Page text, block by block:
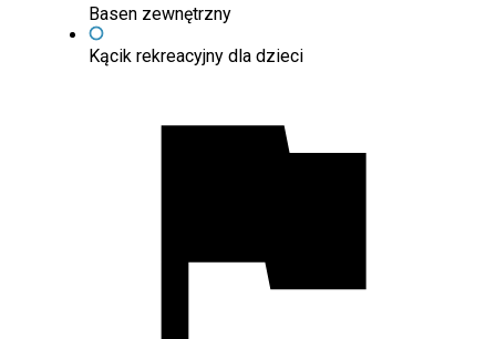
Basen zewnętrzny
Kącik rekreacyjny dla dzieci